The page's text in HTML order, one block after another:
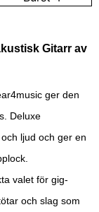
Gitarr av
ger den
Deluxe
ljud och ger en
valet för gig-
och slag som